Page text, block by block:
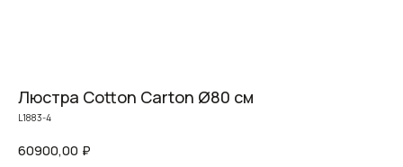
Люстра Cotton Carton Ø80 см
L1883-4
60900,00 ₽